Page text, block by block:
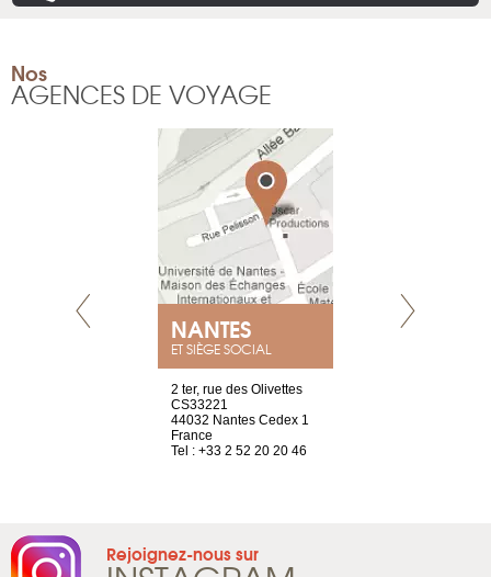
Nos
AGENCES DE VOYAGE
NANTES
ET SIÈGE SOCIAL
2 ter, rue des Olivettes
CS33221
44032 Nantes Cedex 1
France
Tel : +33 2 52 20 20 46
Rejoignez-nous sur